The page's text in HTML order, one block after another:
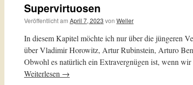
Supervirtuosen
Veröffentlicht am April 7, 2023 von Weller
In diesem Kapitel möchte ich nur über die jüngeren
über Vladimir Horowitz, Artur Rubinstein, Arturo
Obwohl es natürlich ein Extravergnügen ist, wenn
Weiterlesen →